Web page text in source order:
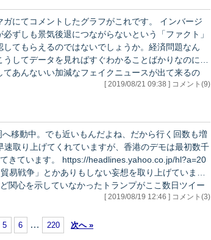
にてコメントしたグラフがこれです。 インバージ
必ずしも景気後退につながらないという「ファクト」
してもらえるのではないでしょうか。経済問題なん
うしてデータを見ればすぐわかることばかりなのに、
てあんないい加減なフェイクニュースが出て来るの
当に意味不明です。メディアの人たちは何も見ていな
うかね、日本語の媒体では・・・・それもしばしば間
いますが、そうなるとグッチーポストだけ、というこ
ります（笑）。…
[ 2019/08/21 09:38 ] コメント(9)
移動中。でも近いもんだよね、だから行く回数も増
hl?a=20
関心を示していなかったトランプがここ数日ツイー
きる！！ 的な話に終始している…[ 2019/08/19 12:46 ] コメント(3)
5 6 … 220 次へ »